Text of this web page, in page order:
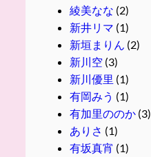
綾美なな (2)
新井リマ (1)
新垣まりん (2)
新川空 (3)
新川優里 (1)
有岡みう (1)
有加里ののか(3)
ありさ (1)
有坂真宵 (1)